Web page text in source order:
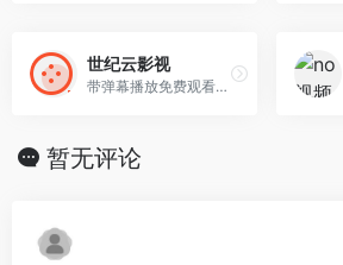
世纪云影视
带弹幕播放免费观看VIP电影电视剧
暂无评论